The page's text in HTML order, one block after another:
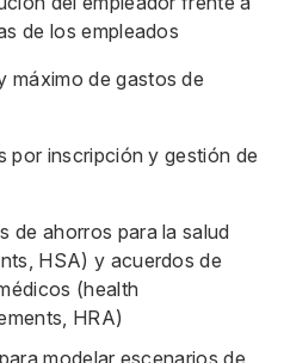
de los empleados
máximo de gastos de
por inscripción y gestión de
de ahorros para la salud
HSA) y acuerdos de
(health
HRA)
modelar escenarios de